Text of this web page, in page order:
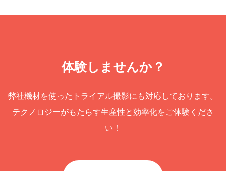
体験しませんか？
弊社機材を使ったトライアル撮影にも対応しております。
テクノロジーがもたらす生産性と効率化をご体験くださ
い！